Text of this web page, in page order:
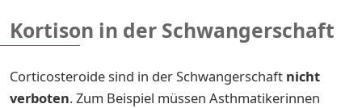
Kortison in der Schwangerschaft
Corticosteroide sind in der Schwangerschaft nicht
verboten. Zum Beispiel müssen Asthmatikerinnen